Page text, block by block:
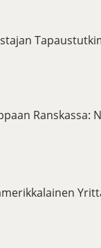
Ranskassa: